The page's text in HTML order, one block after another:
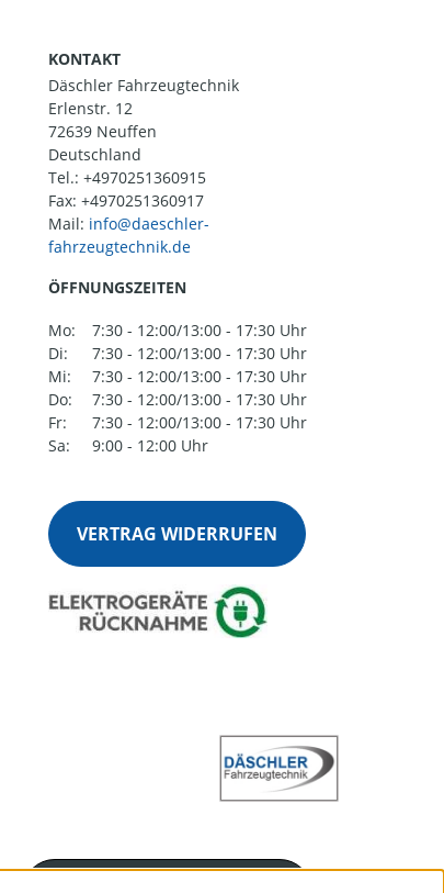
KONTAKT
Däschler Fahrzeugtechnik
Erlenstr. 12
72639 Neuffen
Deutschland
Tel.: +4970251360915
Fax: +4970251360917
Mail:
ÖFFNUNGSZEITEN
Mo:
7:30 - 12:00/13:00 - 17:30 Uhr
Di:
7:30 - 12:00/13:00 - 17:30 Uhr
Mi:
7:30 - 12:00/13:00 - 17:30 Uhr
Do:
7:30 - 12:00/13:00 - 17:30 Uhr
Fr:
7:30 - 12:00/13:00 - 17:30 Uhr
Sa:
9:00 - 12:00 Uhr
VERTRAG WIDERRUFEN